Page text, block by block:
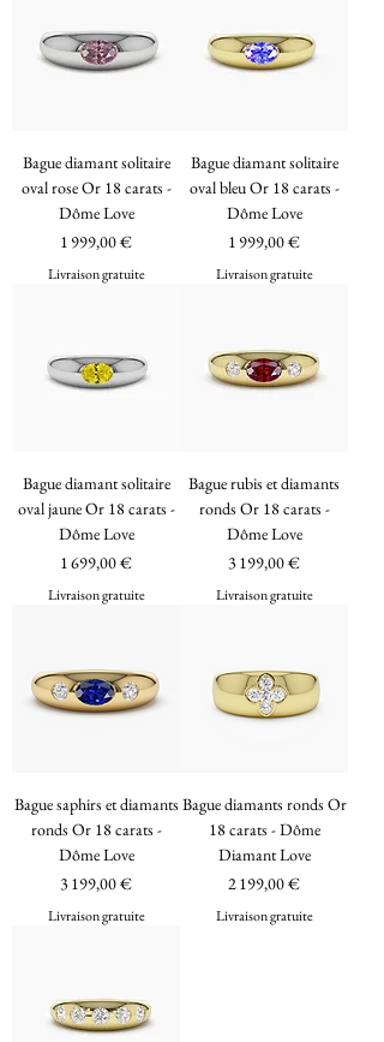
Bague diamant solitaire
oval rose Or 18 carats -
Dôme Love
Prix
1 999,00 €
Livraison gratuite
Bague diamant solitaire
oval bleu Or 18 carats -
Dôme Love
Prix
1 999,00 €
Livraison gratuite
Bague diamant solitaire
oval jaune Or 18 carats -
Dôme Love
Prix
1 699,00 €
Livraison gratuite
Bague rubis et diamants
ronds Or 18 carats -
Dôme Love
Prix
3 199,00 €
Livraison gratuite
Bague saphirs et diamants
ronds Or 18 carats -
Dôme Love
Prix
3 199,00 €
Livraison gratuite
Bague diamants ronds Or
18 carats - Dôme
Diamant Love
Prix
2 199,00 €
Livraison gratuite